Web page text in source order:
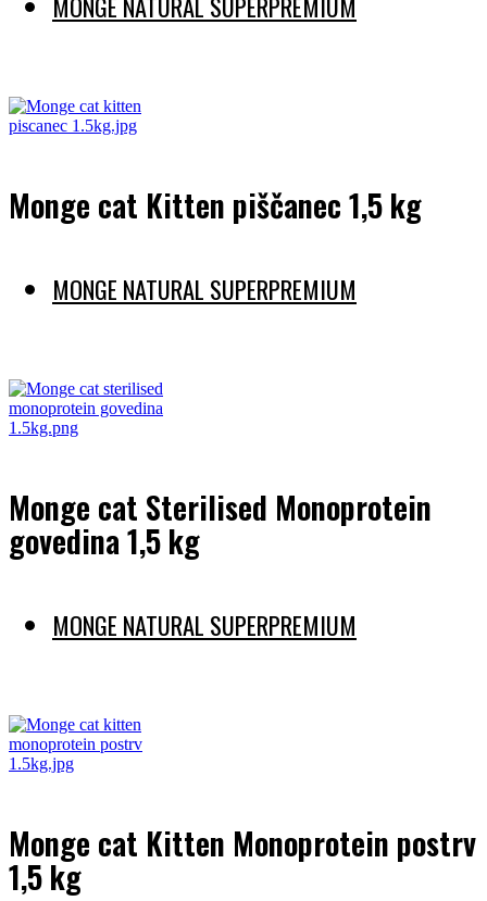
Monge cat Kitten piščanec 1,5 kg
MONGE NATURAL SUPERPREMIUM
Monge cat Sterilised Monoprotein
govedina 1,5 kg
MONGE NATURAL SUPERPREMIUM
Monge cat Kitten Monoprotein postrv
1,5 kg